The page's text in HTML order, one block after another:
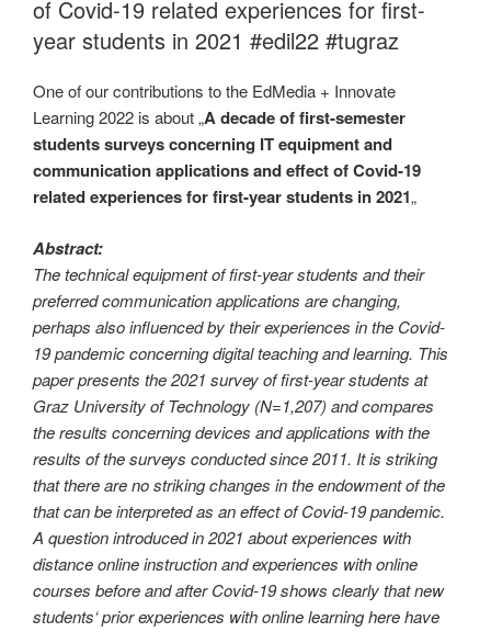
of Covid-19 related experiences for first-
year students in 2021 #edil22 #tugraz
One of our contributions to the EdMedia + Innovate
Learning 2022 is about „A decade of first-semester
students surveys concerning IT equipment and
communication applications and effect of Covid-19
related experiences for first-year students in 2021„
Abstract:
The technical equipment of first-year students and their
preferred communication applications are changing,
perhaps also influenced by their experiences in the Covid-
19 pandemic concerning digital teaching and learning. This
paper presents the 2021 survey of first-year students at
Graz University of Technology (N=1,207) and compares
the results concerning devices and applications with the
results of the surveys conducted since 2011. It is striking
that there are no striking changes in the endowment of the
that can be interpreted as an effect of Covid-19 pandemic.
A question introduced in 2021 about experiences with
distance online instruction and experiences with online
courses before and after Covid-19 shows clearly that new
students‘ prior experiences with online learning here have